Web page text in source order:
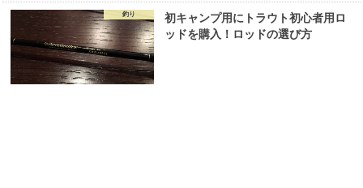
釣り
初キャンプ用にトラウト初心者用ロ
ッドを購入！ロッドの選び方